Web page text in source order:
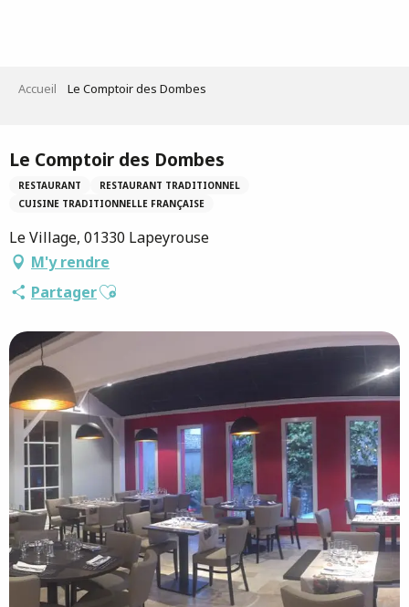
Accueil Le Comptoir des Dombes
Le Comptoir des Dombes
RESTAURANT
RESTAURANT TRADITIONNEL
CUISINE TRADITIONNELLE FRANÇAISE
Le Village, 01330 Lapeyrouse
M'y rendre
PartagerAjouter aux favoris